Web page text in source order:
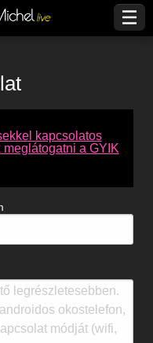
kapcsolatos
a GYIK